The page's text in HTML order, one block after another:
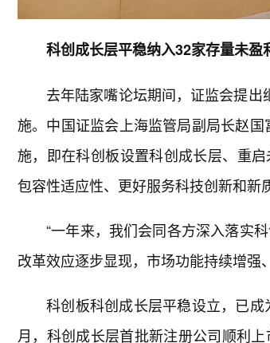
科创成长层平稳纳入32家存量未盈
去年陆家嘴论坛期间，证监会提出
施。中国证监会上海监管局副局长赵
施，即在科创板设置科创成长层、重
包容性适应性、更好服务科技创新和新
“一年来，我们会同各方深入落实
改革效应逐步显现，市场功能持续增强
科创板科创成长层平稳设立，已
月，科创成长层首批新注册公司顺利